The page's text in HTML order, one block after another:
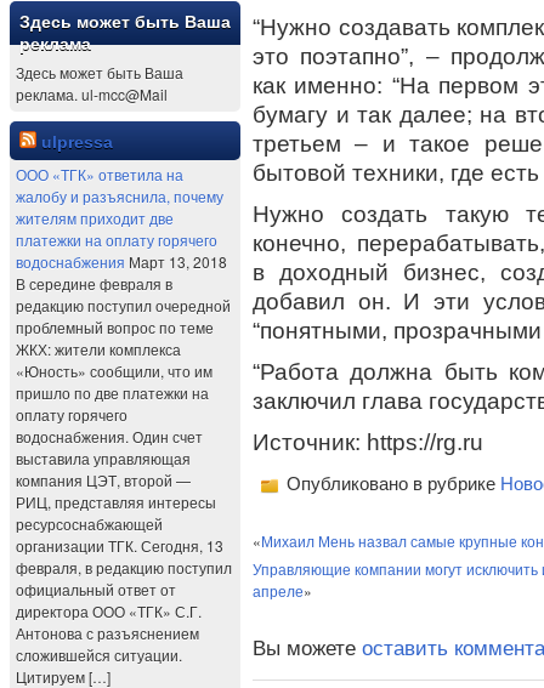
Здесь может быть Ваша
реклама
Здесь может быть Ваша
реклама. ul-mcc@Mail
ulpressa
ООО «ТГК» ответила на
жалобу и разъяснила, почему
жителям приходит две
платежки на оплату горячего
водоснабжения Март 13, 2018
В середине февраля в
редакцию поступил очередной
проблемный вопрос по теме
ЖКХ: жители комплекса
«Юность» сообщили, что им
пришло по две платежки на
оплату горячего
водоснабжения. Один счет
выставила управляющая
компания ЦЭТ, второй —
РИЦ, представляя интересы
ресурсоснабжающей
организации ТГК. Сегодня, 13
февраля, в редакцию поступил
официальный ответ от
директора ООО «ТГК» С.Г.
Антонова с разъяснением
сложившейся ситуации.
Цитируем […]
“Нужно создавать
это поэтапно”, –
как именно: “На первом
бумагу и так далее; на
третьем – и такое
бытовой техники, где
Нужно создать такую
конечно,
в доходный бизнес,
добавил он. И эти
“понятными,
“Работа должна быть
заключил глава
Источник: https://rg.ru
Опубликовано в рубрике
«Михаил Мень назвал самые крупные
Управляющие компании могут исключить
апреле»
Вы можете оставить